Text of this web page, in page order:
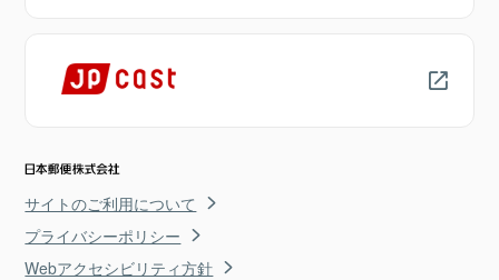
サイトのご利用について
プライバシーポリシー
Webアクセシビリティ方針